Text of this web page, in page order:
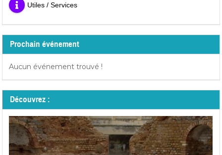
Utiles / Services
Prochain événement
Aucun événement trouvé !
Découvrez :